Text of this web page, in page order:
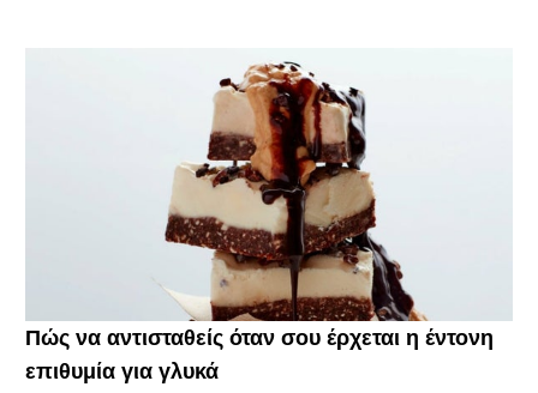
Πώς να αντισταθείς όταν σου έρχεται η έντονη
επιθυμία για γλυκά